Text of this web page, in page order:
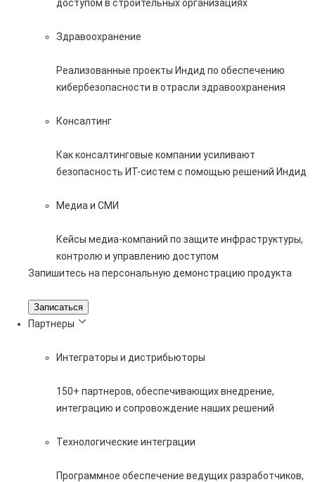
доступом в строительных организациях
Здравоохранение
Реализованные проекты Индид по обеспечению
кибербезопасности в отрасли здравоохранения
Консалтинг
Как консалтинговые компании усиливают
безопасность ИТ-систем с помощью решений Индид
Медиа и СМИ
Кейсы медиа-компаний по защите инфраструктуры,
контролю и управлению доступом
Запишитесь на персональную демонстрацию продукта
Записаться
Партнеры
Интеграторы и дистрибьюторы
150+ партнеров, обеспечивающих внедрение,
интеграцию и сопровождение наших решений
Технологические интеграции
Программное обеспечение ведущих разработчиков,